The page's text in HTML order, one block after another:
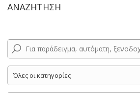
ΑΝΑΖΗΤΗΣΗ